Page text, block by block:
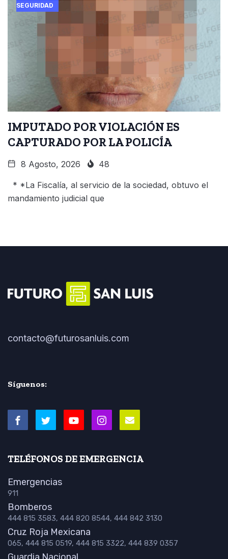
SEGURIDAD
IMPUTADO POR VIOLACIÓN ES
CAPTURADO POR LA POLICÍA
8 Agosto, 2026 48
* *La Fiscalía, al servicio de la sociedad, obtuvo el
mandamiento judicial que
contacto@futurosanluis.com
Síguenos:
TELÉFONOS DE EMERGENCIA
Emergencias
911
Bomberos
444 815 3583, 444 820 8544, 444 842 3130
Cruz Roja Mexicana
065, 444 815 0519, 444 815 3322, 444 839 0357
Guardia Nacional